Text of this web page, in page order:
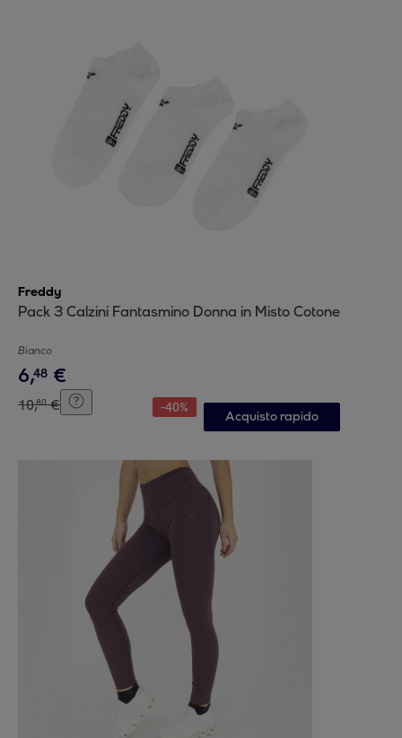
Freddy
Pack 3 Calzini Fantasmino Donna in Misto Cotone
Bianco
6,48 €
10,80 € -40%
Acquisto rapido